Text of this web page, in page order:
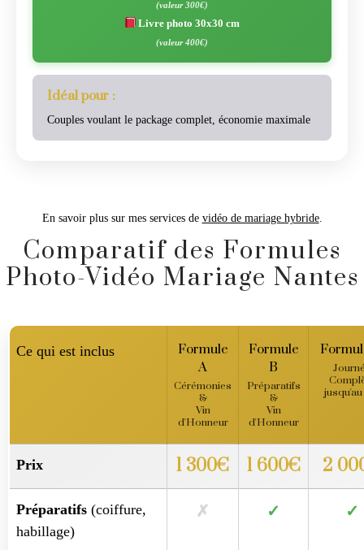
(valeur 300€)
Livre photo 30x30 cm
(valeur 400€)
Idéal pour :
Couples voulant le package complet, économie maximale
En savoir plus sur mes services de vidéo de mariage hybride.
Comparatif des Formules
Photo-Vidéo Mariage Nantes
Ce qui est inclus
Formule
A
Cérémonies
&
Vin
d'Honneur
Formule
B
Préparatifs
&
Vin
d'Honneur
Prix 1 300€ 1 600€ 2
Préparatifs (coiffure,
habillage)
✗ ✓ ✓